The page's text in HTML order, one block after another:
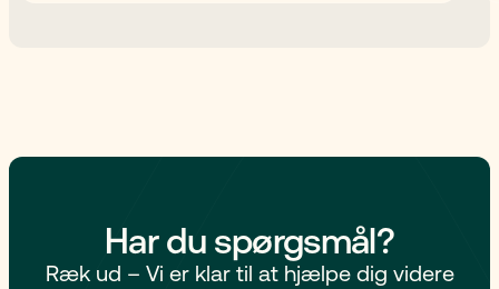
Har du spørgsmål?
Ræk ud – Vi er klar til at hjælpe dig videre